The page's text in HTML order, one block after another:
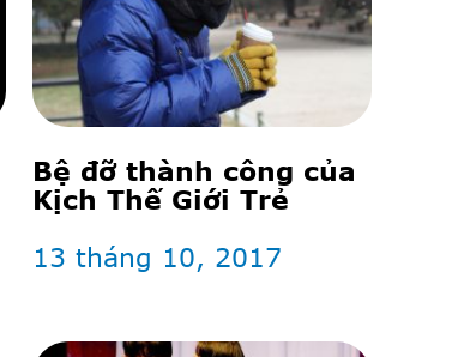
Bệ đỡ thành công của
Kịch Thế Giới Trẻ
13 tháng 10, 2017